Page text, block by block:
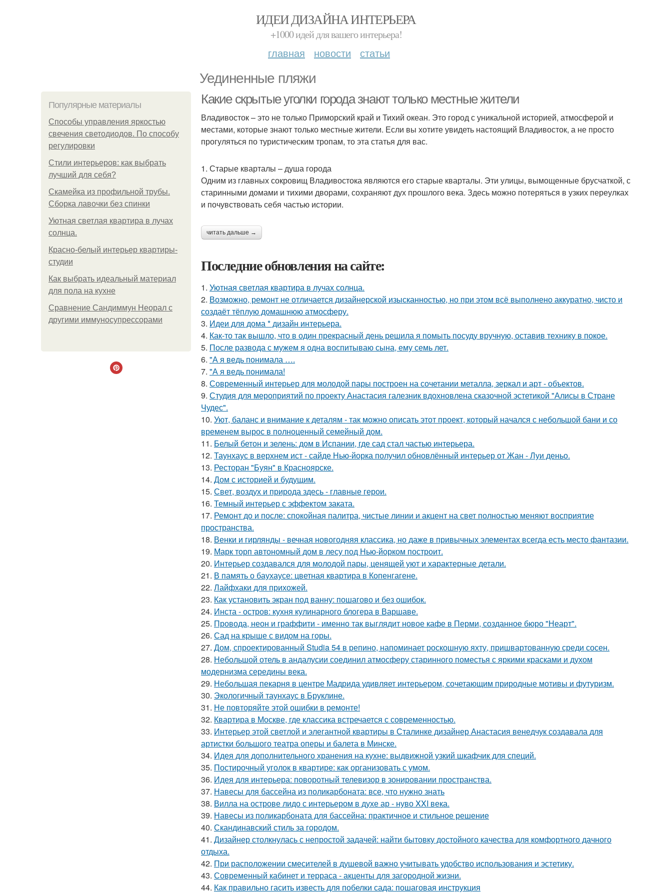
ИДЕИ ДИЗАЙНА ИНТЕРЬЕРА
+1000 идей для вашего интерьера!
главная новости статьи
Уединенные пляжи
Популярные материалы
Способы управления яркостью
свечения светодиодов. По способу
регулировки
Стили интерьеров: как выбрать
лучший для себя?
Скамейка из профильной трубы.
Сборка лавочки без спинки
Уютная светлая квартира в лучах
солнца.
Красно-белый интерьер квартиры-
студии
Как выбрать идеальный материал
для пола на кухне
Сравнение Сандиммун Неорал с
другими иммуносупрессорами
Какие скрытые уголки города знают только местные жители
Владивосток – это не только Приморский край и Тихий океан. Это город с уникальной историей, атмосферой и
местами, которые знают только местные жители. Если вы хотите увидеть настоящий Владивосток, а не просто
прогуляться по туристическим тропам, то эта статья для вас.
1. Старые кварталы – душа города
Одним из главных сокровищ Владивостока являются его старые кварталы. Эти улицы, вымощенные брусчаткой, с
старинными домами и тихими дворами, сохраняют дух прошлого века. Здесь можно потеряться в узких переулках
и почувствовать себя частью истории.
читать дальше →
Последние обновления на сайте:
1. Уютная светлая квартира в лучах солнца.
2. Возможно, ремонт не отличается дизайнерской изысканностью, но при этом всё выполнено аккуратно, чисто и
создаёт тёплую домашнюю атмосферу.
3. Идеи для дома * дизайн интерьера.
4. Как-то так вышло, что в один прекрасный день решила я помыть посуду вручную, оставив технику в покое.
5. После развода с мужем я одна воспитываю сына, ему семь лет.
6. "А я ведь понимала ….
7. "А я ведь понимала!
8. Современный интерьер для молодой пары построен на сочетании металла, зеркал и арт - объектов.
9. Студия для мероприятий по проекту Анастасия галезник вдохновлена сказочной эстетикой "Алисы в Стране
Чудес".
10. Уют, баланс и внимание к деталям - так можно описать этот проект, который начался с небольшой бани и со
временем вырос в полноценный семейный дом.
11. Белый бетон и зелень: дом в Испании, где сад стал частью интерьера.
12. Таунхаус в верхнем ист - сайде Нью-йорка получил обновлённый интерьер от Жан - Луи деньо.
13. Ресторан "Буян" в Красноярске.
14. Дом с историей и будущим.
15. Свет, воздух и природа здесь - главные герои.
16. Темный интерьер с эффектом заката.
17. Ремонт до и после: спокойная палитра, чистые линии и акцент на свет полностью меняют восприятие
пространства.
18. Венки и гирлянды - вечная новогодняя классика, но даже в привычных элементах всегда есть место фантазии.
19. Марк торп автономный дом в лесу под Нью-йорком построит.
20. Интерьер создавался для молодой пары, ценящей уют и характерные детали.
21. В память о баухаусе: цветная квартира в Копенгагене.
22. Лайфхаки для прихожей.
23. Как установить экран под ванну: пошагово и без ошибок.
24. Инста - остров: кухня кулинарного блогера в Варшаве.
25. Провода, неон и граффити - именно так выглядит новое кафе в Перми, созданное бюро "Неарт".
26. Сад на крыше с видом на горы.
27. Дом, спроектированный Studia 54 в репино, напоминает роскошную яхту, пришвартованную среди сосен.
28. Небольшой отель в андалусии соединил атмосферу старинного поместья с яркими красками и духом
модернизма середины века.
29. Небольшая пекарня в центре Мадрида удивляет интерьером, сочетающим природные мотивы и футуризм.
30. Экологичный таунхаус в Бруклине.
31. Не повторяйте этой ошибки в ремонте!
32. Квартира в Москве, где классика встречается с современностью.
33. Интерьер этой светлой и элегантной квартиры в Сталинке дизайнер Анастасия венедчук создавала для
артистки большого театра оперы и балета в Минске.
34. Идея для дополнительного хранения на кухне: выдвижной узкий шкафчик для специй.
35. Постирочный уголок в квартире: как организовать с умом.
36. Идея для интерьера: поворотный телевизор в зонировании пространства.
37. Навесы для бассейна из поликарбоната: все, что нужно знать
38. Вилла на острове лидо с интерьером в духе ар - нуво XXI века.
39. Навесы из поликарбоната для бассейна: практичное и стильное решение
40. Скандинавский стиль за городом.
41. Дизайнер столкнулась с непростой задачей: найти бытовку достойного качества для комфортного дачного
отдыха.
42. При расположении смесителей в душевой важно учитывать удобство использования и эстетику.
43. Современный кабинет и терраса - акценты для загородной жизни.
44. Как правильно гасить известь для побелки сада: пошаговая инструкция